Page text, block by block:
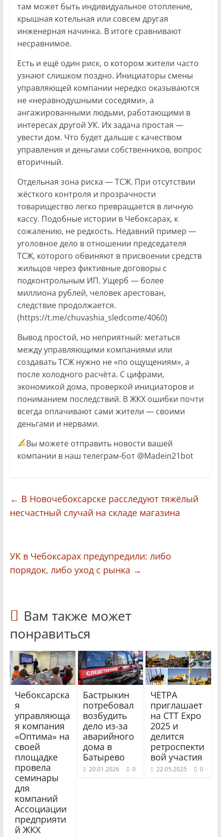
там может быть индивидуальное отопление,
крышная котельная или совсем другая
инженерная начинка. В итоге сравнивают
несравнимое.
Есть и ещё один риск, о котором жители часто
узнают слишком поздно. Инициаторы смены
управляющей компании нередко оказываются
не «неравнодушными соседями», а
ангажированными людьми, работающими в
интересах другой УК. Их задача простая —
увести дом. Что будет дальше с качеством
управления и деньгами собственников, вопрос
вторичный.
Отдельная зона риска — ТСЖ. При отсутствии
жёсткого контроля и прозрачности
товарищество легко превращается в личную
кассу. Подобные истории в Чебоксарах, к
сожалению, не редкость. Недавний пример —
уголовное дело в отношении председателя
ТСЖ, которого обвиняют в присвоении средств
жильцов через фиктивные договоры с
подконтрольным ИП. Ущерб — более
миллиона рублей, человек арестован,
следствие продолжается.
(https://t.me/chuvashia_sledcome/4060)
Вывод простой, но неприятный: метаться
между управляющими компаниями или
создавать ТСЖ нужно не «по ощущениям», а
после холодного расчёта. С цифрами,
экономикой дома, проверкой инициаторов и
пониманием последствий. В ЖКХ ошибки почти
всегда оплачивают сами жители — своими
деньгами и нервами.
Вы можете отправить новости вашей
компании в наш телеграм-бот @Madein21bot
← В Новочебоксарске расследуют тяжёлый
несчастный случай на складе магазина
УК в Чебоксарах предупредили: либо
порядок, либо уход с рынка →
Вам также может
понравиться
Чебоксарска
я
управляюща
я компания
«Оптима» на
своей
площадке
провела
семинары
для
компаний
Ассоциации
предприяти
й ЖКХ
Бастрыкин
потребовал
возбудить
дело из-за
аварийного
дома в
Батырево
20.01.2026 0
ЧЕТРА
приглашает
на CTT Expo
2025 и
делится
ретроспекти
вой участия
22.05.2025 0